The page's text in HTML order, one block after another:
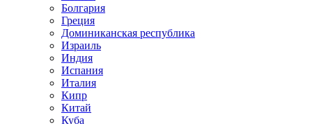
Болгария
Греция
Доминиканская республика
Израиль
Индия
Испания
Италия
Кипр
Китай
Куба